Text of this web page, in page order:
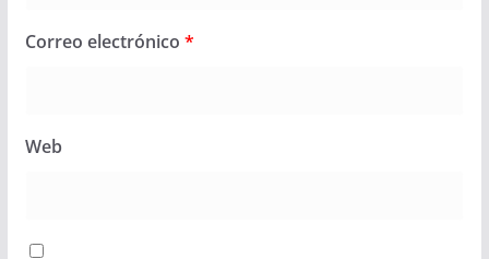
Correo electrónico *
Web